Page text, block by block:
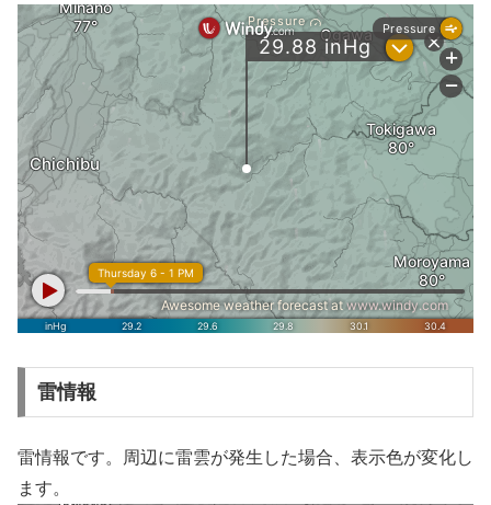
雷情報
雷情報です。周辺に雷雲が発生した場合、表示色が変化し
ます。